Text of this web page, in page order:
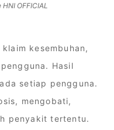
OFFICIAL
kesembuhan,
Hasil
setiap pengguna.
mengobati,
penyakit tertentu.